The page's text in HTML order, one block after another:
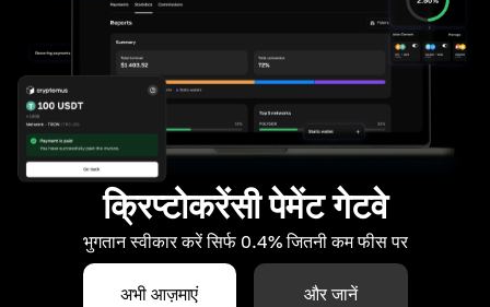
क्रिप्टोकरेंसी पेमेंट गेटवे
भुगतान स्वीकार करें सिर्फ 0.4% जितनी कम फीस पर
अभी आज़माएं और जानें